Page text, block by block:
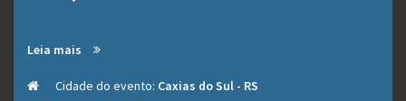
Leia mais
Cidade do evento: Caxias do Sul - RS